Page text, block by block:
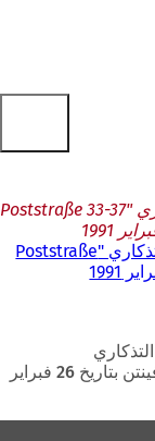
الأمر القانوني بشأن حماية منطقة النصب التذكاري "Poststraße 33-37
الأمر القانوني بشأن حماية منطقة النصب التذكاري "Poststraße
"Poststraße 33-37 Z87/ 1.4" في ماينز-فينتن بتاريخ 26 فبراير